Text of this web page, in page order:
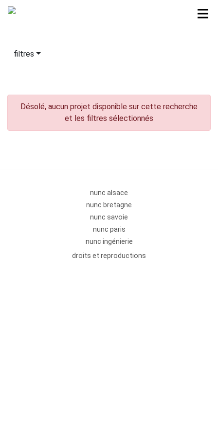
filtres
Désolé, aucun projet disponible sur cette recherche
et les filtres sélectionnés
nunc alsace
nunc bretagne
nunc savoie
nunc paris
nunc ingénierie
droits et reproductions